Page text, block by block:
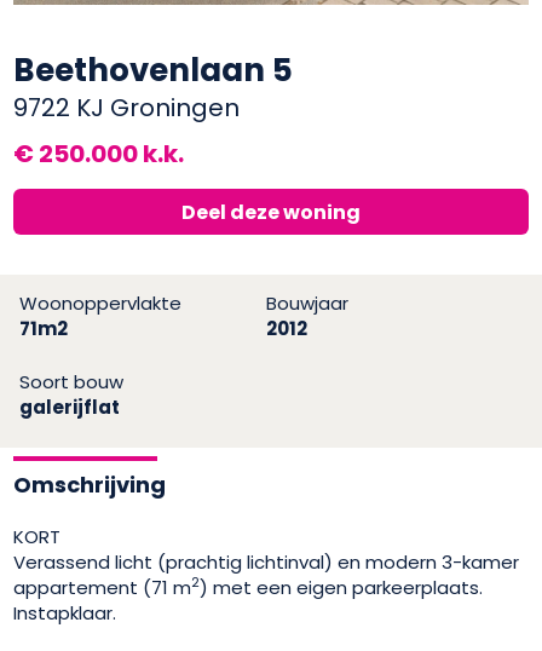
Beethovenlaan 5
9722 KJ Groningen
€ 250.000 k.k.
Deel deze woning
Woonoppervlakte
71m2
Bouwjaar
2012
Soort bouw
galerijflat
Omschrijving
KORT
Verassend licht (prachtig lichtinval) en modern 3-kamer
appartement (71 m2) met een eigen parkeerplaats.
Instapklaar.